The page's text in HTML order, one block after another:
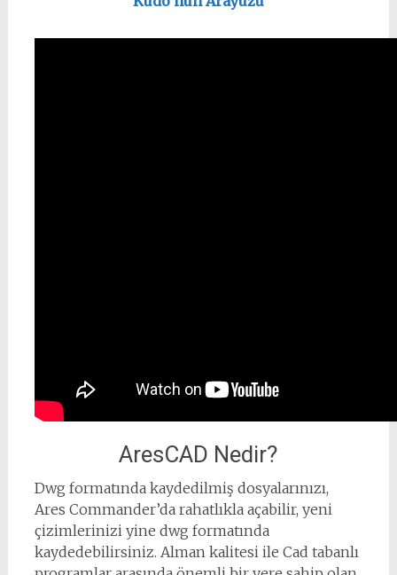
AresCAD Nedir?
Dwg formatında kaydedilmiş dosyalarınızı,
Ares Commander’da rahatlıkla açabilir, yeni
çizimlerinizi yine dwg formatında
kaydedebilirsiniz. Alman kalitesi ile Cad tabanlı